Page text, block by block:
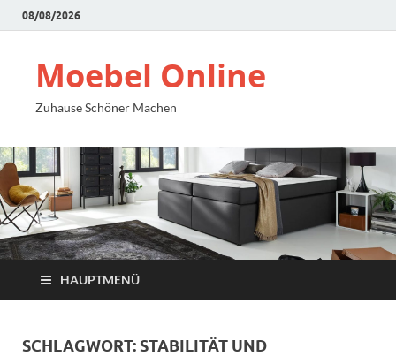
08/08/2026
Moebel Online
Zuhause Schöner Machen
HAUPTMENÜ
SCHLAGWORT: STABILITÄT UND